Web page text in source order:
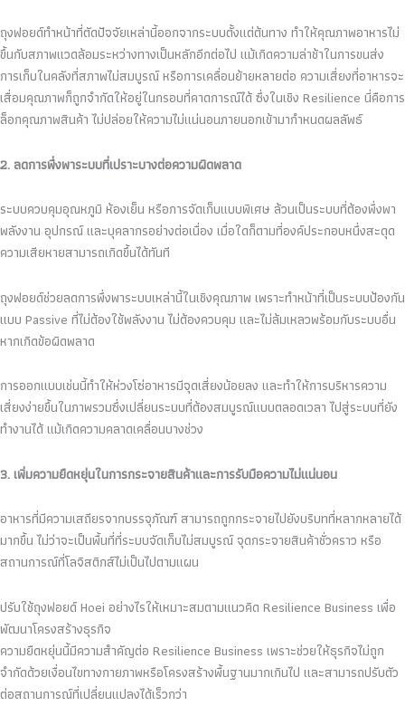
ถุงฟอยด์ทำหน้าที่ตัดปัจจัยเหล่านี้ออกจากระบบตั้งแต่ต้นทาง ทำให้คุณภาพอาหารไม่
ขึ้นกับสภาพแวดล้อมระหว่างทางเป็นหลักอีกต่อไป แม้เกิดความล่าช้าในการขนส่ง
การเก็บในคลังที่สภาพไม่สมบูรณ์ หรือการเคลื่อนย้ายหลายต่อ ความเสี่ยงที่อาหารจะ
เสื่อมคุณภาพก็ถูกจำกัดให้อยู่ในกรอบที่คาดการณ์ได้ ซึ่งในเชิง Resilience นี่คือการ
ล็อกคุณภาพสินค้า ไม่ปล่อยให้ความไม่แน่นอนภายนอกเข้ามากำหนดผลลัพธ์
2. ลดการพึ่งพาระบบที่เปราะบางต่อความผิดพลาด
ระบบควบคุมอุณหภูมิ ห้องเย็น หรือการจัดเก็บแบบพิเศษ ล้วนเป็นระบบที่ต้องพึ่งพา
พลังงาน อุปกรณ์ และบุคลากรอย่างต่อเนื่อง เมื่อใดก็ตามที่องค์ประกอบหนึ่งสะดุด
ความเสียหายสามารถเกิดขึ้นได้ทันที
ถุงฟอยด์ช่วยลดการพึ่งพาระบบเหล่านี้ในเชิงคุณภาพ เพราะทำหน้าที่เป็นระบบป้องกัน
แบบ Passive ที่ไม่ต้องใช้พลังงาน ไม่ต้องควบคุม และไม่ล้มเหลวพร้อมกับระบบอื่น
หากเกิดข้อผิดพลาด
การออกแบบเช่นนี้ทำให้ห่วงโซ่อาหารมีจุดเสี่ยงน้อยลง และทำให้การบริหารความ
เสี่ยงง่ายขึ้นในภาพรวมซึ่งเปลี่ยนระบบที่ต้องสมบูรณ์แบบตลอดเวลา ไปสู่ระบบที่ยัง
ทำงานได้ แม้เกิดความคลาดเคลื่อนบางช่วง
3. เพิ่มความยืดหยุ่นในการกระจายสินค้าและการรับมือความไม่แน่นอน
อาหารที่มีความเสถียรจากบรรจุภัณฑ์ สามารถถูกกระจายไปยังบริบทที่หลากหลายได้
มากขึ้น ไม่ว่าจะเป็นพื้นที่ที่ระบบจัดเก็บไม่สมบูรณ์ จุดกระจายสินค้าชั่วคราว หรือ
สถานการณ์ที่โลจิสติกส์ไม่เป็นไปตามแผน
ปรับใช้ถุงฟอยด์ Hoei อย่างไรให้เหมาะสมตามแนวคิด Resilience Business เพื่อ
พัฒนาโครงสร้างธุรกิจ
ความยืดหยุ่นนี้มีความสำคัญต่อ Resilience Business เพราะช่วยให้ธุรกิจไม่ถูก
จำกัดด้วยเงื่อนไขทางกายภาพหรือโครงสร้างพื้นฐานมากเกินไป และสามารถปรับตัว
ต่อสถานการณ์ที่เปลี่ยนแปลงได้เร็วกว่า